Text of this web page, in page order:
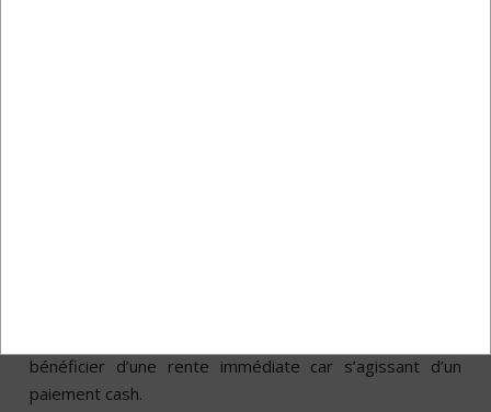
bénéficier d’une rente immédiate car s’agissant d’un
paiement cash.